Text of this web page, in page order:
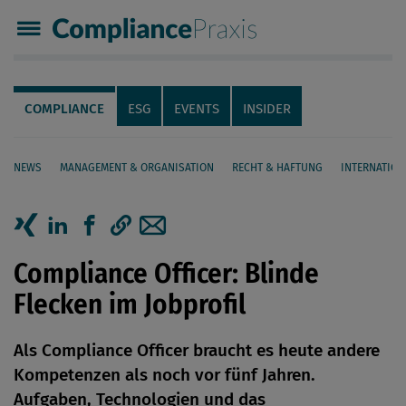
Compliance Praxis
Servicenavigation
Navigation
COMPLIANCE ESG EVENTS INSIDER
NEWS MANAGEMENT & ORGANISATION RECHT & HAFTUNG
Seiteninhalt
Artikel auf Xing teilen
Artikel auf linkedIn teilen
Artikel auf Facebook teilen
Artikellink kopieren
Artikel per Mail teilen
Compliance Officer: Blinde
Flecken im Jobprofil
Als Compliance Officer braucht es heute andere
Kompetenzen als noch vor fünf Jahren.
Aufgaben, Technologien und das